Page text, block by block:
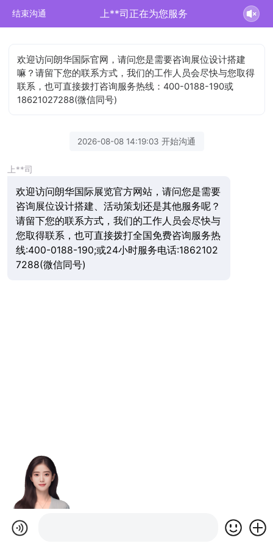
结束沟通 上**司正在为您服务
欢迎访问朗华国际官网，请问您是需要咨询展位设计搭建
嘛？请留下您的联系方式，我们的工作人员会尽快与您取得
联系，也可直接拨打咨询服务热线：400-0188-190或
18621027288(微信同号)
2026-08-08 14:19:03 开始沟通
上**司
欢迎访问朗华国际展览官方网站，请问您是需要
咨询展位设计搭建、活动策划还是其他服务呢？
请留下您的联系方式，我们的工作人员会尽快与
您取得联系，也可直接拨打全国免费咨询服务热
线:400-0188-190;或24小时服务电话:1862102
7288(微信同号)